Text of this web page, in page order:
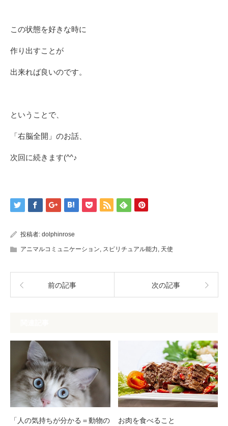
この状態を好きな時に
作り出すことが
出来れば良いのです。
ということで、
「右脳全開」のお話、
次回に続きます(^^♪
投稿者: dolphinrose
アニマルコミュニケーション, スピリチュアル能力, 天使
前の記事 次の記事
「人の気持ちが分かる＝動物の
お肉を食べること